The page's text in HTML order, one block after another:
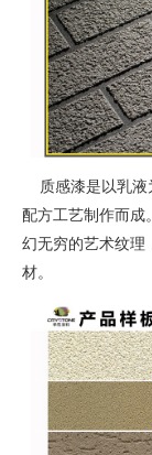
质感漆是以乳液
配方工艺制作而成
幻无穷的艺术纹理
材。